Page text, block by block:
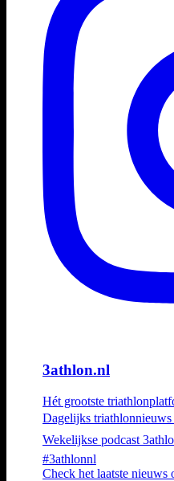
3athlon.nl
Hét grootste
Dagelijks
Wekelijkse podcast
#3athlonnl
Check het laatste nieuws